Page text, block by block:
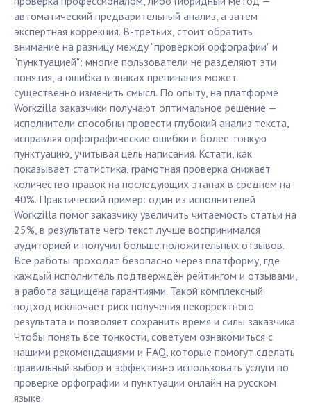
автоматический предварительный анализ, а затем
экспертная коррекция. В-третьих, стоит обратить
внимание на разницу между "проверкой орфографии" и
"пунктуацией": многие пользователи не разделяют эти
понятия, а ошибка в знаках препинания может
существенно изменить смысл. По опыту, на платформе
Workzilla заказчики получают оптимальное решение —
исполнители способны провести глубокий анализ текста,
исправляя орфографические ошибки и более тонкую
пунктуацию, учитывая цель написания. Кстати, как
показывает статистика, грамотная проверка снижает
количество правок на последующих этапах в среднем на
40%. Практический пример: один из исполнителей
Workzilla помог заказчику увеличить читаемость статьи на
25%, в результате чего текст лучше воспринимался
аудиторией и получил больше положительных отзывов.
Все работы проходят безопасно через платформу, где
каждый исполнитель подтверждён рейтингом и отзывами,
а работа защищена гарантиями. Такой комплексный
подход исключает риск получения некорректного
результата и позволяет сохранить время и силы заказчика.
Чтобы понять все тонкости, советуем ознакомиться с
нашими рекомендациями и FAQ, которые помогут сделать
правильный выбор и эффективно использовать услуги по
проверке орфографии и пунктуации онлайн на русском
языке.